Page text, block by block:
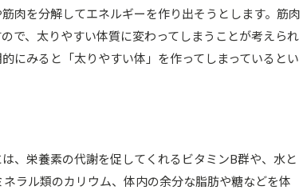
肉を分解してエネルギーを作り出そうとします。筋肉
で、太りやすい体質に変わってしまうことが考えられ
にみると「太りやすい体」を作ってしまっているとい
、栄養素の代謝を促してくれるビタミンB群や、水と
ラル類のカリウム、体内の余分な脂肪や糖などを体